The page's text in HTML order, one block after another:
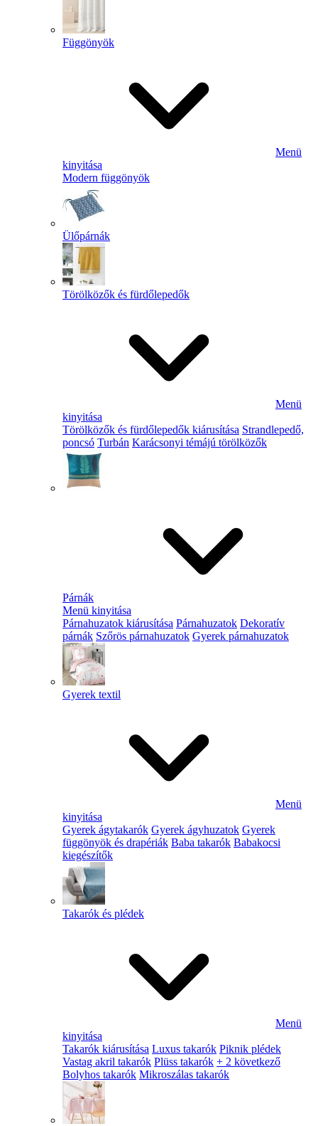
Függönyök
Menü
kinyitása
Modern függönyök
Ülőpárnák
Törölközők és fürdőlepedők
Menü
kinyitása
Törölközők és fürdőlepedők kiárusítása Strandlepedő,
poncsó Turbán Karácsonyi témájú törölközők
Párnák
Menü kinyitása
Párnahuzatok kiárusítása Párnahuzatok Dekoratív
párnák Szőrös párnahuzatok Gyerek párnahuzatok
Gyerek textil
Menü
kinyitása
Gyerek ágytakarók Gyerek ágyhuzatok Gyerek
függönyök és drapériák Baba takarók Babakocsi
kiegészítők
Takarók és plédek
Menü
kinyitása
Takarók kiárusítása Luxus takarók Piknik plédek
Vastag akril takarók Plüss takarók + 2 következő
Bolyhos takarók Mikroszálas takarók